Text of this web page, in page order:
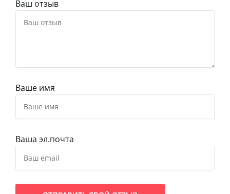
Ваш отзыв
Ваше имя
Ваша эл.почта